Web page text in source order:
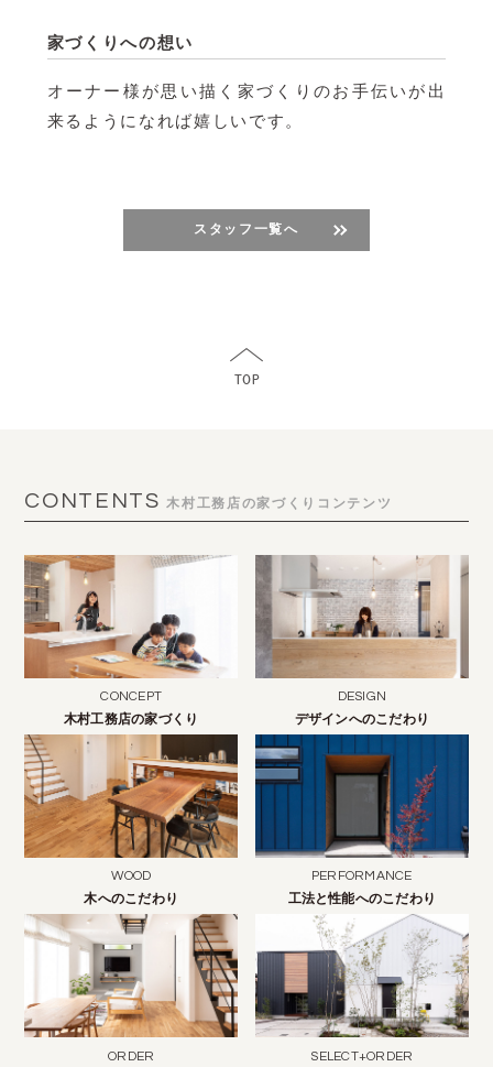
家づくりへの想い
オーナー様が思い描く家づくりのお手伝いが出
来るようになれば嬉しいです。
スタッフ一覧へ
CONTENTS 木村工務店の家づくりコンテンツ
CONCEPT
木村工務店の家づくり
DESIGN
デザインへのこだわり
WOOD
木へのこだわり
PERFORMANCE
工法と性能へのこだわり
ORDER
SELECT+ORDER